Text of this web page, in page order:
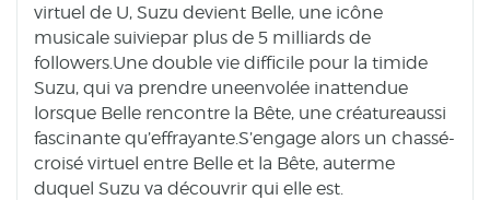
virtuel de U, Suzu devient Belle, une icône
musicale suiviepar plus de 5 milliards de
followers.Une double vie difficile pour la timide
Suzu, qui va prendre uneenvolée inattendue
lorsque Belle rencontre la Bête, une créatureaussi
fascinante qu’effrayante.S’engage alors un chassé-
croisé virtuel entre Belle et la Bête, auterme
duquel Suzu va découvrir qui elle est.